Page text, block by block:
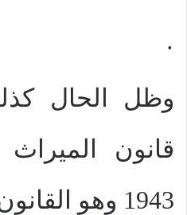
·
وظل الحال
1943 وهو القانون الذي يطبق